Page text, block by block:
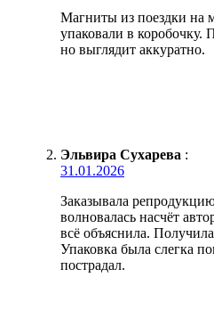
Магниты из поездки на
упаковали в коробочку.
но выглядит аккуратно.
Эльвира Сухарева :
31.01.2026
Заказывала
волновалась насчёт
всё объяснила.
Упаковка была слегка
пострадал.